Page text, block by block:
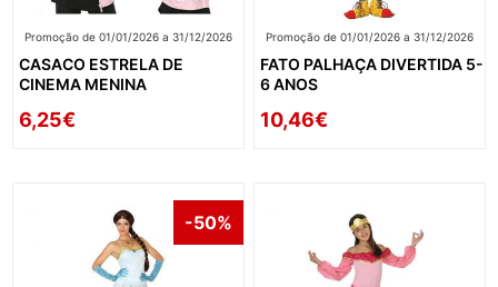
Promoção de 01/01/2026 a 31/12/2026
CASACO ESTRELA DE
CINEMA MENINA
6,25€
Promoção de 01/01/2026 a 31/12/2026
FATO PALHAÇA DIVERTIDA 5-
6 ANOS
10,46€
-50%